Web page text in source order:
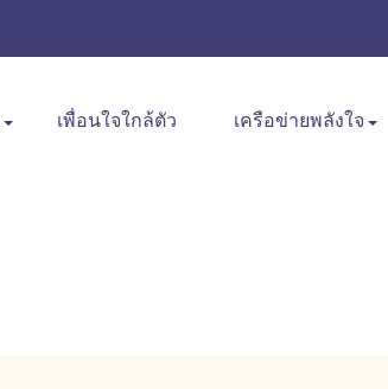
เพื่อนใจใกล้ตัว เครือข่ายพลังใจ